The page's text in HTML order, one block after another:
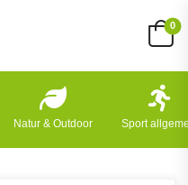
0
Natur & Outdoor Sport